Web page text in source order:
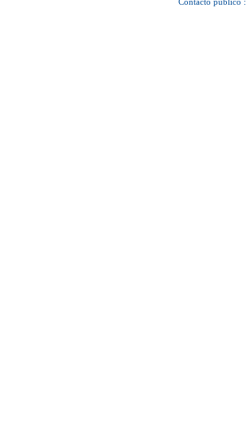
Contacto público :